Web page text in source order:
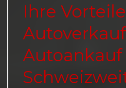
Ihre
Autoankauf